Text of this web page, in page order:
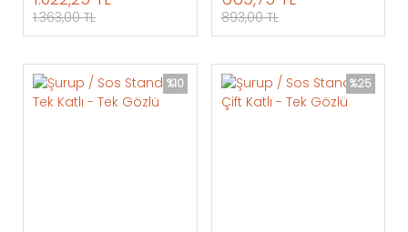
1.363,00 TL 893,00 TL
%10 %25